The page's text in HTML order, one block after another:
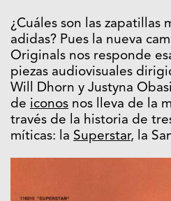
¿Cuáles son las zapatillas
adidas? Pues la nueva
Originals nos responde
piezas audiovisuales
Will Dhorn y Justyna
de iconos nos lleva de la
través de la historia de
míticas: la Superstar, la